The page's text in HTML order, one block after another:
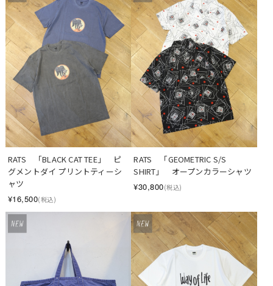
RATS　「BLACK CAT TEE」　ピ
グメントダイ プリントティーシ
ャツ
¥16,500(税込)
RATS　「GEOMETRIC S/S
SHIRT」　オープンカラーシャツ
¥30,800(税込)